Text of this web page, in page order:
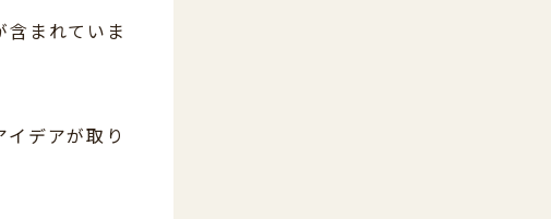
まれていま
デアが取り